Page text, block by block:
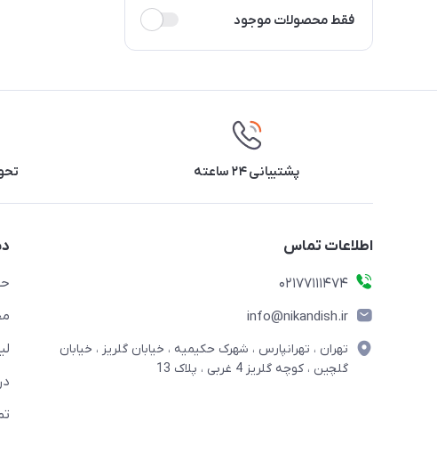
فقط محصولات موجود
پشتیبانی ۲۴ ساعته
اطلاعات تماس
02177111474
info@nikandish.ir
تهران ، تهرانپارس ، شهرک حکیمیه ، خیابان گلریز ، خیابان
گلچین ، کوچه گلریز 4 غربی ، پلاک 13